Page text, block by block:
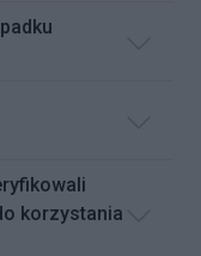
korzystania